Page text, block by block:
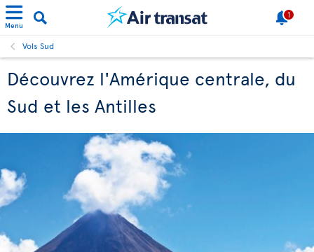
Menu
1
Vols Sud
Découvrez l'Amérique centrale, du
Sud et les Antilles